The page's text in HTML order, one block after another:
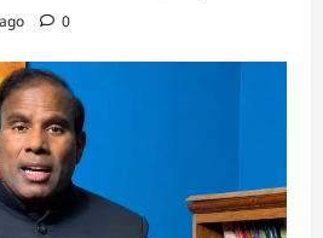
0